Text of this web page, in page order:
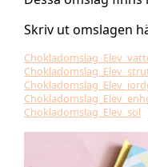
Skriv ut omslagen
Chokladomslag_Elev_sol